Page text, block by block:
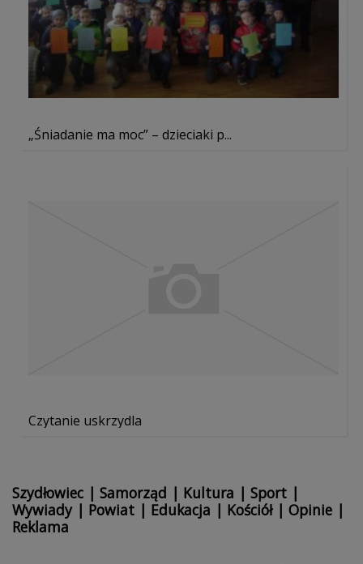
„Śniadanie ma moc” – dzieciaki p...
Czytanie uskrzydla
Szydłowiec | Samorząd | Kultura | Sport |
Wywiady| Powiat | Edukacja | Kościół| Opinie |
Reklama